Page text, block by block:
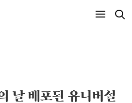
날 배포된 유니버설